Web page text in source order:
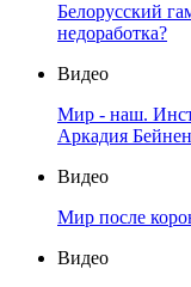
Белорусский
недоработка?
Видео
Мир - наш.
Аркадия
Видео
Мир после
Видео